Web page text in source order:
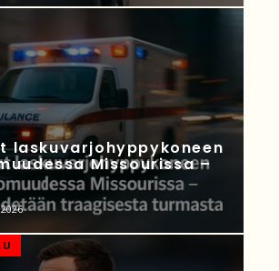
laskuvarjohyppykoneen
Missourissa –